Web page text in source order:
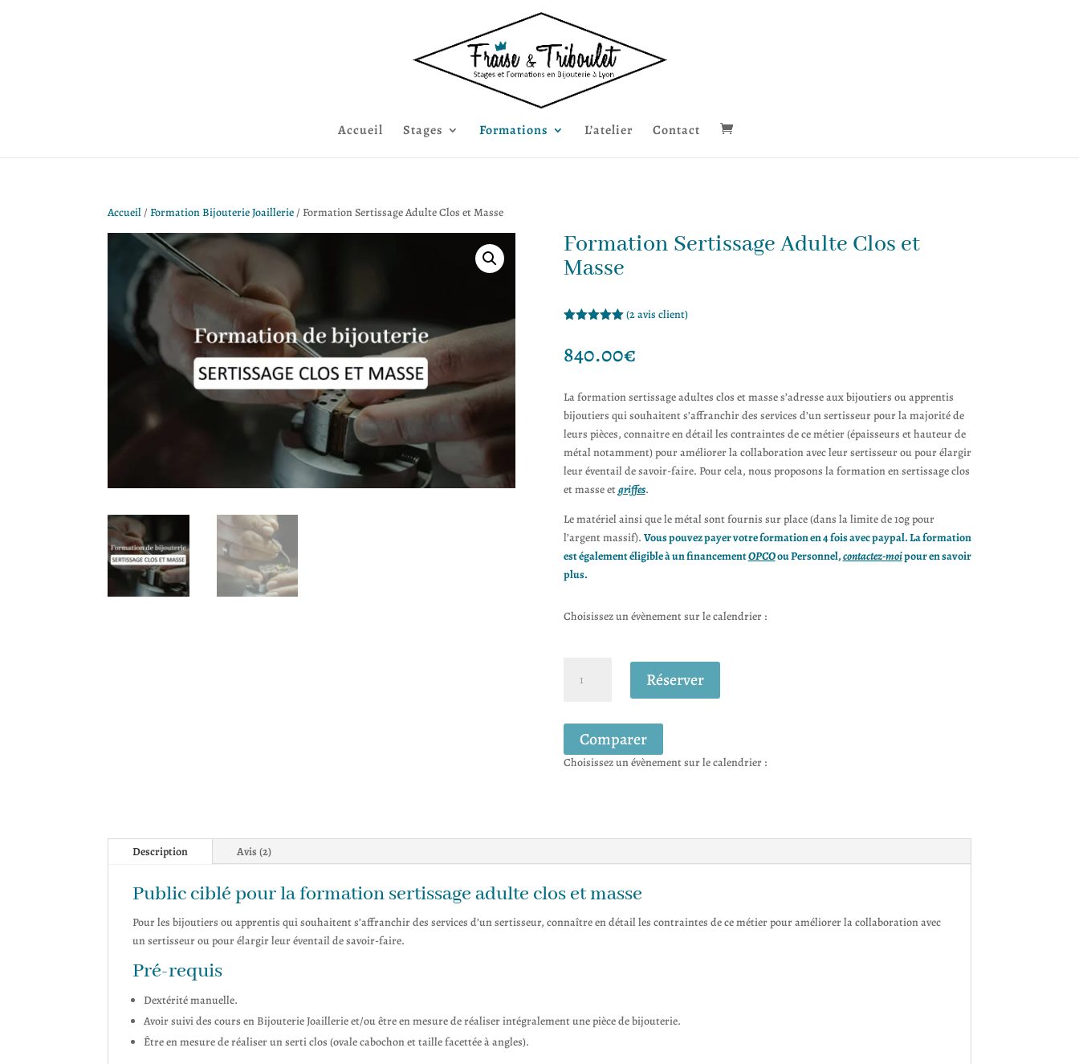
Accueil Stages Formations L’atelier Contact
Accueil/Formation Bijouterie Joaillerie/ Formation Sertissage Adulte Clos et Masse
Formation Sertissage Adulte Clos et
Masse
basé sur
notations
(2avis client)
840.00€
La formation sertissage adultes clos et masse s’adresse aux bijoutiers ou apprentis
bijoutiers qui souhaitent s’affranchir des services d’un sertisseur pour la majorité de
leurs pièces, connaitre en détail les contraintes de ce métier (épaisseurs et hauteur de
métal notamment) pour améliorer la collaboration avec leur sertisseur ou pour élargir
leur éventail de savoir-faire. Pour cela, nous proposons la formation en sertissage clos
et masse etgriffes.
Le matériel ainsi que le métal sont fournis sur place (dans la limite de 10g pour
l’argent massif). Vous pouvez payer votre formation en 4 fois avec paypal. La formation
est également éligible à un financementOPCOou Personnel,contactez-moipour en savoir
plus.
Choisissez un évènement sur le calendrier :
Sertissage
Adulte
Clos
Réserver
Comparer
Choisissez un évènement sur le calendrier :
Description Avis (2)
Public ciblé pour la formation sertissage adulte clos et masse
Pour les bijoutiers ou apprentis qui souhaitent s’affranchir des services d’un sertisseur, connaître en détail les contraintes de ce métier pour améliorer la collaboration avec
un sertisseur ou pour élargir leur éventail de savoir-faire.
Pré-requis
Dextérité manuelle.
Avoir suivi des cours en Bijouterie Joaillerie et/ou être en mesure de réaliser intégralement une pièce de bijouterie.
Être en mesure de réaliser un serti clos (ovale cabochon et taille facettée à angles).